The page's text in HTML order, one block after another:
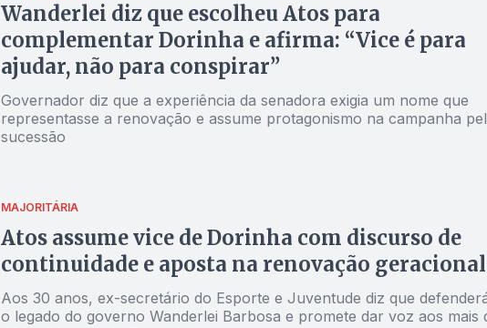
Wanderlei diz que escolheu Atos para
complementar Dorinha e afirma: “Vice é para
ajudar, não para conspirar”
Governador diz que a experiência da senadora exigia um nome que
representasse a renovação e assume protagonismo na campanha
sucessão
MAJORITÁRIA
Atos assume vice de Dorinha com discurso de
continuidade e aposta na renovação geracional
Aos 30 anos, ex-secretário do Esporte e Juventude diz que
o legado do governo Wanderlei Barbosa e promete dar voz aos mais